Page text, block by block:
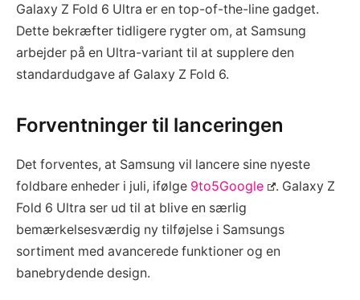
Galaxy Z Fold 6 Ultra er en top-of-the-line gadget.
Dette bekræfter tidligere rygter om, at Samsung
arbejder på en Ultra-variant til at supplere den
standardudgave af Galaxy Z Fold 6.
Forventninger til lanceringen
Det forventes, at Samsung vil lancere sine nyeste
foldbare enheder i juli, ifølge 9to5Google
. Galaxy Z
Fold 6 Ultra ser ud til at blive en særlig
bemærkelsesværdig ny tilføjelse i Samsungs
sortiment med avancerede funktioner og en
banebrydende design.